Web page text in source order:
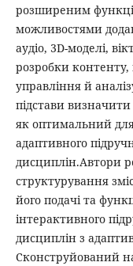
розширеним
можливостями
аудіо, 3D-моделі,
розробки
управління й
підстави
як оптимальний
адаптивного
дисциплін.Автори
структурування
його подачі та
інтерактивного
дисциплін з
Сконструйований